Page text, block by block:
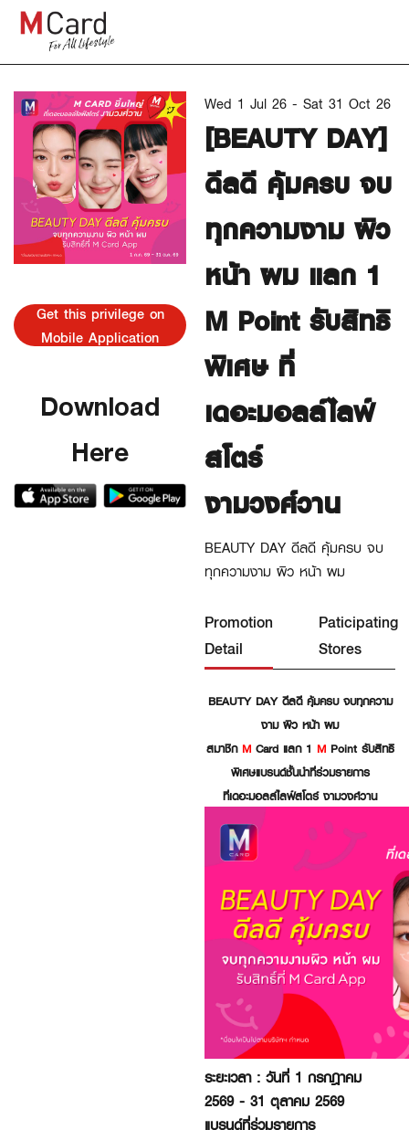
Get this privilege on
Mobile Application
Download
Here
Wed 1 Jul 26 - Sat 31 Oct 26
[BEAUTY DAY]
ดีลดี คุ้มครบ จบ
ทุกความงาม ผิว
หน้า ผม แลก 1
M Point รับสิทธิ
พิเศษ ที่
เดอะมอลล์ไลฟ์
สโตร์
งามวงศ์วาน
BEAUTY DAY ดีลดี คุ้มครบ จบ
ทุกความงาม ผิว หน้า ผม
Promotion
Detail
Paticipating
Stores
BEAUTY DAY ดีลดี คุ้มครบ จบทุกความ
งาม ผิว หน้า ผม
สมาชิก MCard แลก 1 MPoint รับสิทธิ
พิเศษแบรนด์ชั้นนำที่ร่วมรายการ
ที่เดอะมอลล์ไลฟ์สโตร์ งามวงศ์วาน
ระยะเวลา : วันที่ 1 กรกฎาคม
2569 - 31 ตุลาคม 2569
แบรนด์ที่ร่วมรายการ